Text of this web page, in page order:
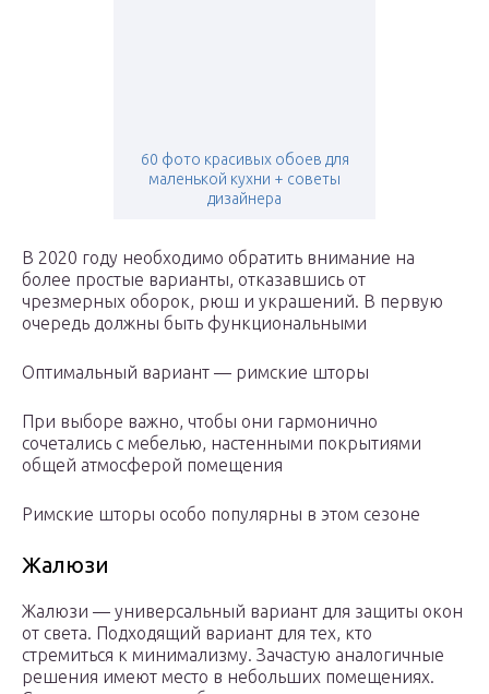
60 фото красивых обоев для
маленькой кухни + советы
дизайнера
В 2020 году необходимо обратить внимание на
более простые варианты, отказавшись от
чрезмерных оборок, рюш и украшений. В первую
очередь должны быть функциональными
Оптимальный вариант — римские шторы
При выборе важно, чтобы они гармонично
сочетались с мебелью, настенными покрытиями
общей атмосферой помещения
Римские шторы особо популярны в этом сезоне
Жалюзи
Жалюзи — универсальный вариант для защиты окон
от света. Подходящий вариант для тех, кто
стремиться к минимализму. Зачастую аналогичные
решения имеют место в небольших помещениях.